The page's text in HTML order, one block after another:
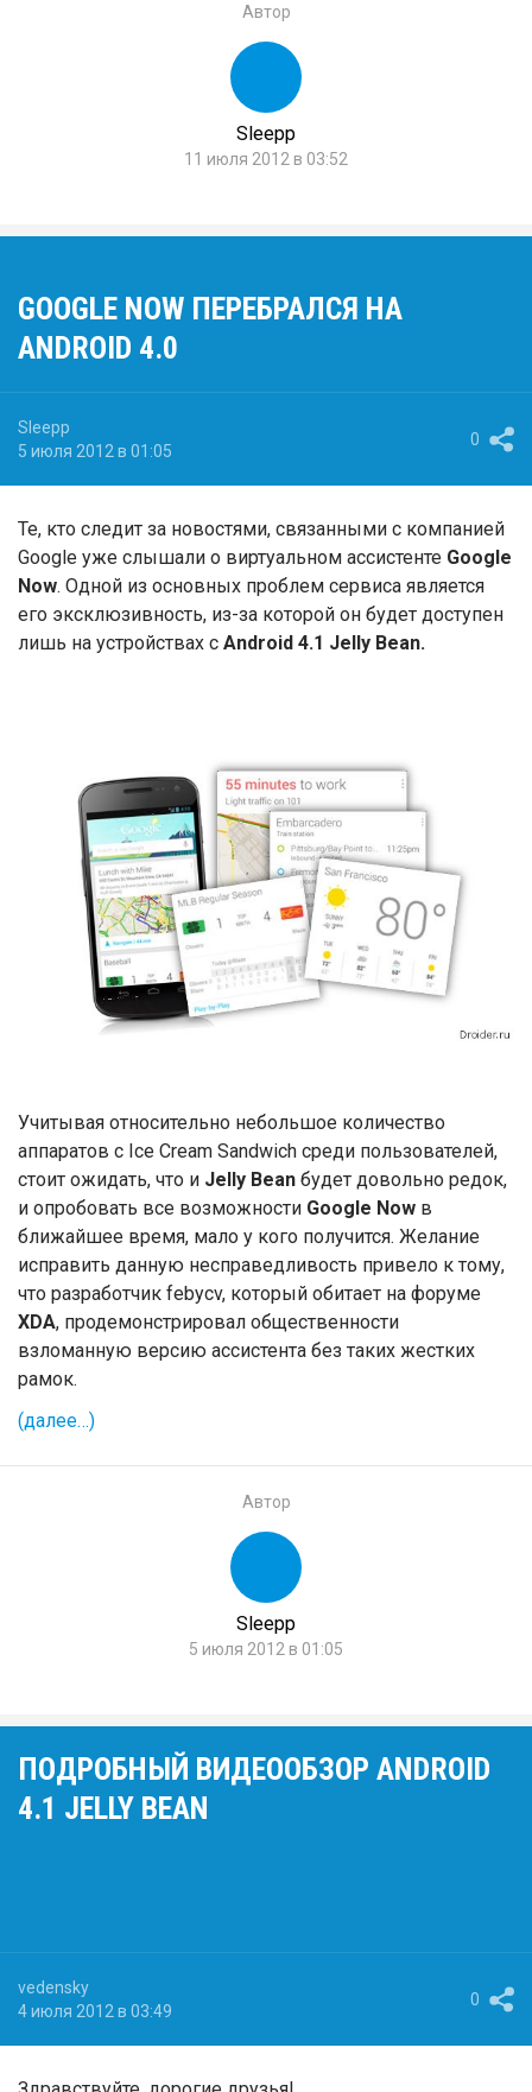
Автор
Sleepp
11 июля 2012 в 03:52
GOOGLE NOW ПЕРЕБРАЛСЯ НА
ANDROID 4.0
Sleepp
5 июля 2012 в 01:05
0
Те, кто следит за новостями, связанными с компанией
Google уже слышали о виртуальном ассистенте Google
Now. Одной из основных проблем сервиса является
его эксклюзивность, из-за которой он будет доступен
лишь на устройствах с Android 4.1 Jelly Bean.
Учитывая относительно небольшое количество
аппаратов с Ice Cream Sandwich среди пользователей,
стоит ожидать, что и Jelly Bean будет довольно редок,
и опробовать все возможности Google Now в
ближайшее время, мало у кого получится. Желание
исправить данную несправедливость привело к тому,
что разработчик febycv, который обитает на форуме
XDA, продемонстрировал общественности
взломанную версию ассистента без таких жестких
рамок.
(далее…)
Автор
Sleepp
5 июля 2012 в 01:05
ПОДРОБНЫЙ ВИДЕООБЗОР ANDROID
4.1 JELLY BEAN
vedensky
4 июля 2012 в 03:49
0